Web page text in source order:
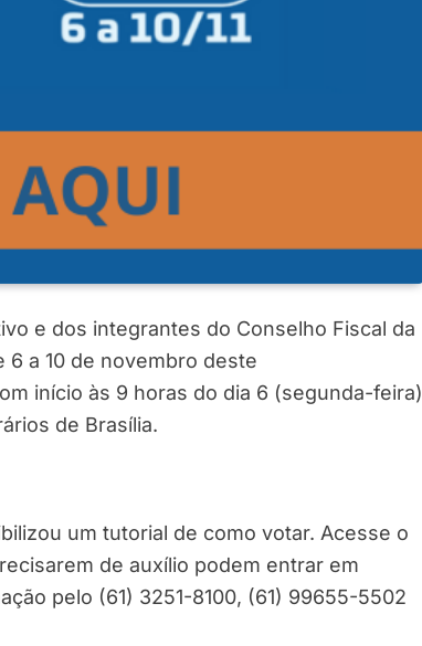
e dos integrantes do Conselho Fiscal da
a 10 de novembro deste
início às 9 horas do dia 6 (segunda-feira)
de Brasília.
um tutorial de como votar. Acesse o
de auxílio podem entrar em
pelo (61) 3251-8100, (61) 99655-5502